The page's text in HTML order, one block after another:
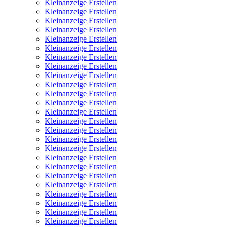
Kleinanzeige Erstellen
Kleinanzeige Erstellen
Kleinanzeige Erstellen
Kleinanzeige Erstellen
Kleinanzeige Erstellen
Kleinanzeige Erstellen
Kleinanzeige Erstellen
Kleinanzeige Erstellen
Kleinanzeige Erstellen
Kleinanzeige Erstellen
Kleinanzeige Erstellen
Kleinanzeige Erstellen
Kleinanzeige Erstellen
Kleinanzeige Erstellen
Kleinanzeige Erstellen
Kleinanzeige Erstellen
Kleinanzeige Erstellen
Kleinanzeige Erstellen
Kleinanzeige Erstellen
Kleinanzeige Erstellen
Kleinanzeige Erstellen
Kleinanzeige Erstellen
Kleinanzeige Erstellen
Kleinanzeige Erstellen
Kleinanzeige Erstellen